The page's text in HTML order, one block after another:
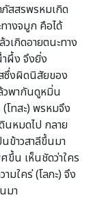
สสรพรหมเกิด
างจมูก คือได้
เกิดอายตนะทาง
ผึ้ง จึงยิ่ง
ซึ่งผิดนิสัยของ
วพากันดูหมิ่น
ทสะ) พรหมจึง
นหมดไป กลาย
ข้าวสาลีขึ้นมา
ขึ้น เห็นชัดว่าใคร
ใคร่ (โลภะ) จึง
มา